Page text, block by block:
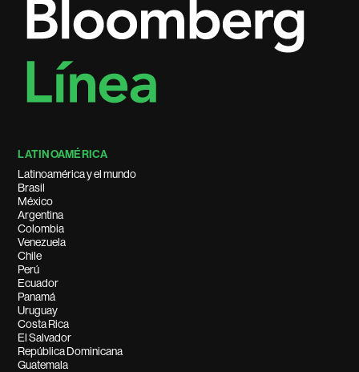
LATINOAMÉRICA
Latinoamérica y el mundo
Brasil
México
Argentina
Colombia
Venezuela
Chile
Perú
Ecuador
Panamá
Uruguay
Costa Rica
El Salvador
República Dominicana
Guatemala